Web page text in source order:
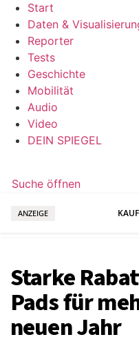
Start
Daten &
Reporter
Tests
Geschichte
Mobilität
Audio
Video
DEIN SPIEGEL
Suche öffnen
ANZEIGE
Starke
Pads für
neuen Jahr